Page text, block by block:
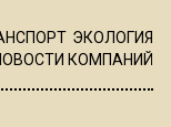
ЭКОЛОГИЯ
КОМПАНИЙ